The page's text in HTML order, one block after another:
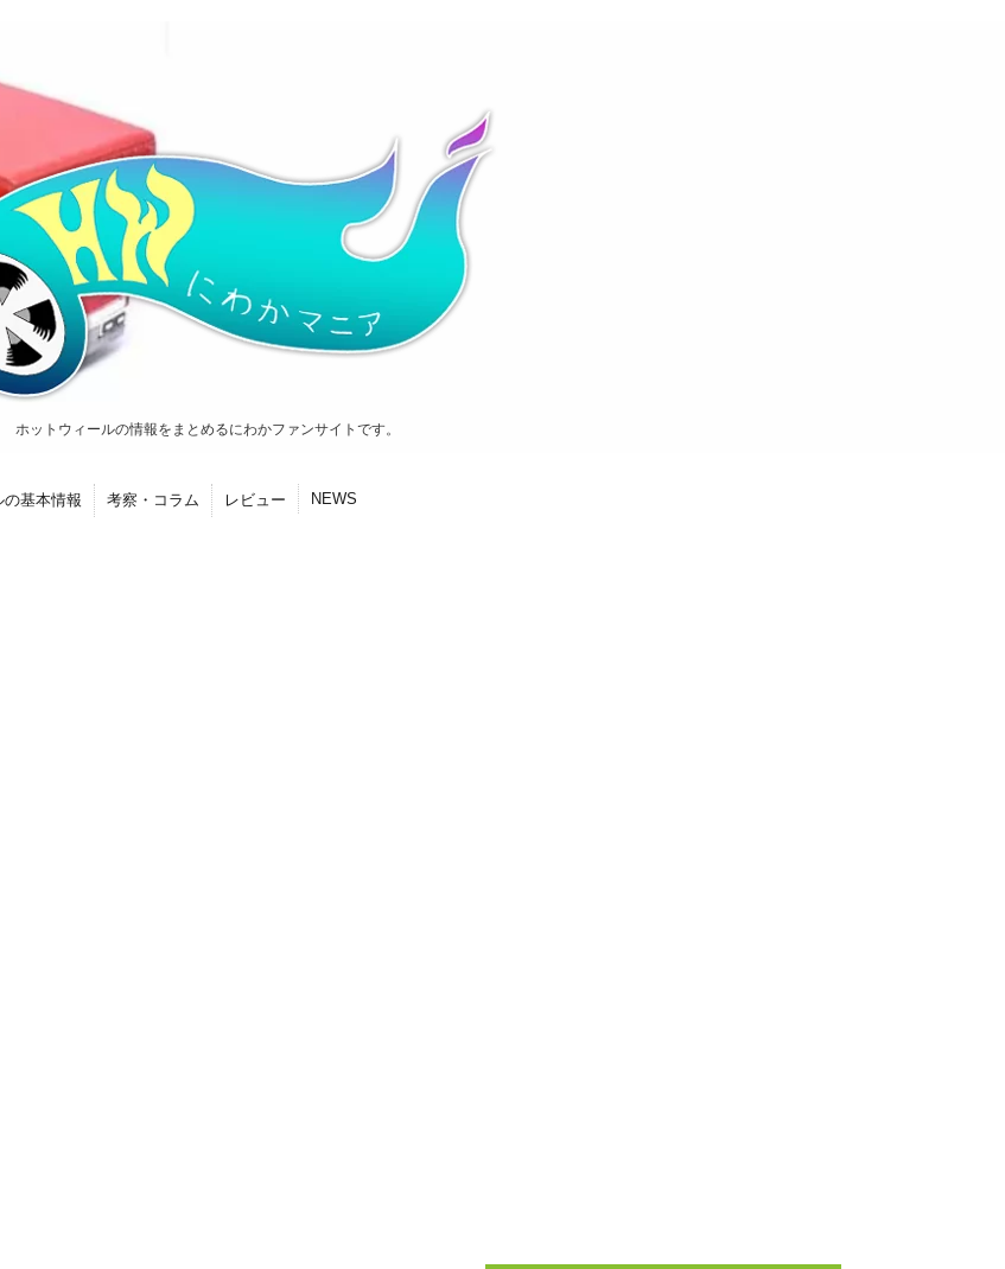
ホットウィールの情報をまとめるにわかファンサイトです。
基本情報 考察・コラム レビュー NEWS